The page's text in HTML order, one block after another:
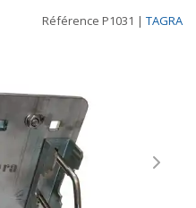
Référence P1031 | TAGRA
Next